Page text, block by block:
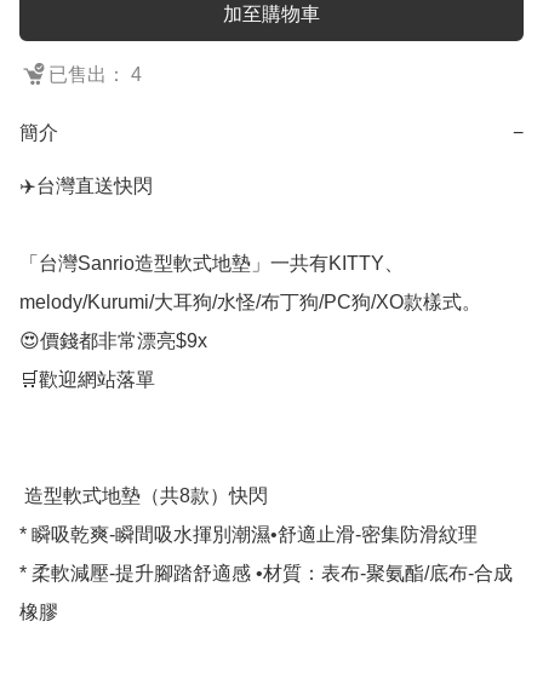
加至購物車
已售出： 4
簡介 −
✈️台灣直送快閃
「台灣Sanrio造型軟式地墊」一共有KITTY、
melody/Kurumi/大耳狗/水怪/布丁狗/PC狗/XO款樣式。
😍價錢都非常漂亮$9x
🛒歡迎網站落單
* ﻿瞬吸乾爽-瞬間吸水揮別潮濕•舒適止滑-密集防滑紋理
* ﻿﻿柔軟減壓-提升腳踏舒適感 •材質：表布-聚氨酯/底布-合成
橡膠